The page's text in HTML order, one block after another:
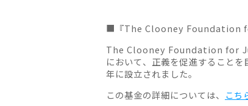
■『The Clooney Foundation
The Clooney Foundation for
において、正義を促進すること
年に設立されました。
この基金の詳細については、 こち